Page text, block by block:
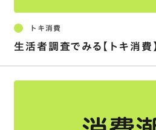
トキ消費
生活者調査でみる【トキ消費】